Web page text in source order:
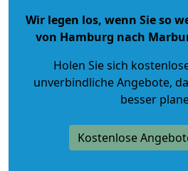
Wir legen los, wenn Sie so
von Hamburg nach
Holen Sie sich
unverbindliche Angebote,
besser
Kostenlose